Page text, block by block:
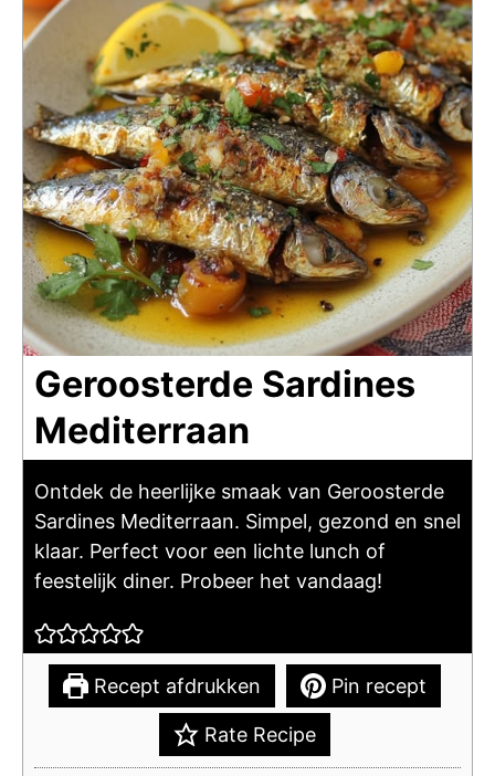
Geroosterde Sardines
Mediterraan
Ontdek de heerlijke smaak van Geroosterde
Sardines Mediterraan. Simpel, gezond en snel
klaar. Perfect voor een lichte lunch of
feestelijk diner. Probeer het vandaag!
Recept afdrukken Pin recept
Rate Recipe